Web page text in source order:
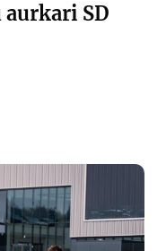
aurkari SD